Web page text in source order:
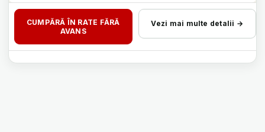
CUMPĂRĂ ÎN RATE FĂRĂ
AVANS
Vezi mai multe detalii →